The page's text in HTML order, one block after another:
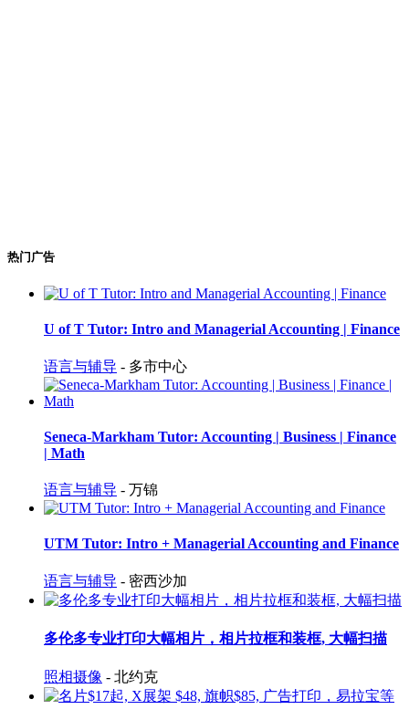
热门广告
U of T Tutor: Intro and Managerial Accounting | Finance
语言与辅导 - 多市中心
Seneca-Markham Tutor: Accounting | Business | Finance
| Math
语言与辅导 - 万锦
UTM Tutor: Intro + Managerial Accounting and Finance
语言与辅导 - 密西沙加
多伦多专业打印大幅相片，相片拉框和装框, 大幅扫描
照相摄像 - 北约克